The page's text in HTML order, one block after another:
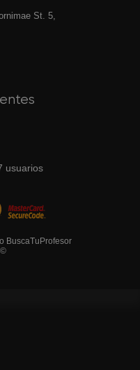
St. 5,
usuarios
BuscaTuProfesor
©